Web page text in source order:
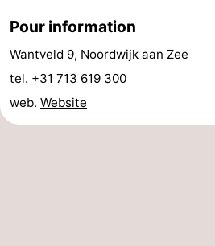
les
enfants
Passer
la
nuit
Appartements
Campings
Pour information
Wantveld 9, Noordwijk aan Zee
tel. +31 713 619 300
web. Website